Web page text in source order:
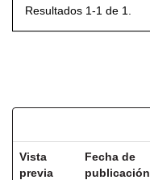
Resultados 1-1 de 1.
Vista
previa
Fecha de
publicación